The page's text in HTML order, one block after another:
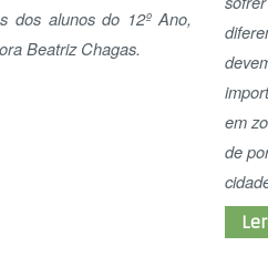
do projeto Life Invasaqua
as zonas húmidas!"
em que organizações de todo o
e Equipamentos de Educação